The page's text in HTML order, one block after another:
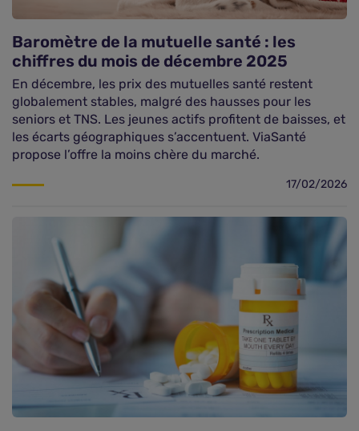
Baromètre de la mutuelle santé : les
chiffres du mois de décembre 2025
En décembre, les prix des mutuelles santé restent
globalement stables, malgré des hausses pour les
seniors et TNS. Les jeunes actifs profitent de baisses, et
les écarts géographiques s’accentuent. ViaSanté
propose l’offre la moins chère du marché.
17/02/2026